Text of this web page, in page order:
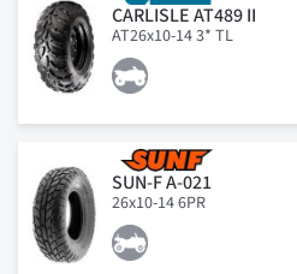
CARLISLE AT489 II
AT26x10-14 3* TL
SUN-F A-021
26x10-14 6PR